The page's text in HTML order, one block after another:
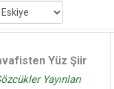
Stoktakiler
Yüz Şiir
Yayınları